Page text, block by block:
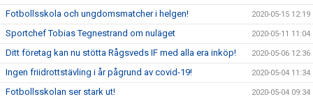
Fotbollsskola och ungdomsmatcher i helgen! 2020-05-15 12:19
Sportchef Tobias Tegnestrand om nuläget 2020-05-11 11:04
Ditt företag kan nu stötta Rågsveds IF med alla era inköp! 2020-05-06 12:36
Ingen friidrottstävling i år pågrund av covid-19! 2020-05-04 11:34
Fotbollsskolan ser stark ut! 2020-05-04 09:34